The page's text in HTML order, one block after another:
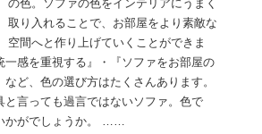
の色。ソファの色をインテリアにうまく
取り入れることで、お部屋をより素敵な
空間へと作り上げていくことができま
一感を重視する』・『ソファをお部屋の
ど、色の選び方はたくさんあります。
と言っても過言ではないソファ。色で
かがでしょうか。 ……